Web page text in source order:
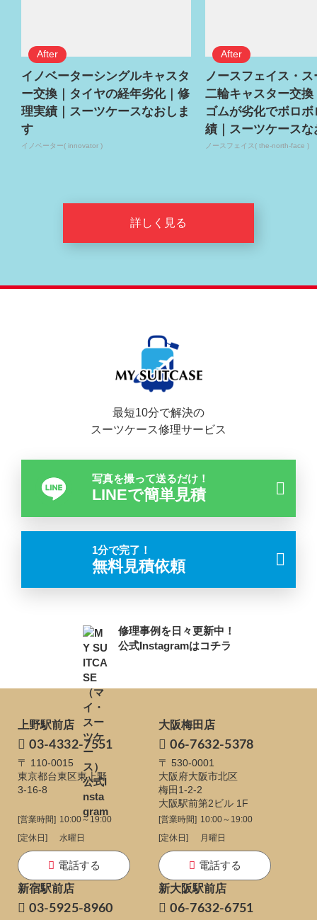
イノベーターシングルキャスタ
ー交換｜タイヤの経年劣化｜修
理実績｜スーツケースなおしま
す
イノベーター( innovator )
ノースフェイス・
二輪キャスター交換
ゴムが劣化でボロ
績｜スーツケースな
ノースフェイス( the-north-face )
詳しく見る
最短10分で解決の
スーツケース修理サービス
写真を撮って送るだけ！
LINEで簡単見積
1分で完了！
無料見積依頼
修理事例を日々更新中！
公式Instagramはコチラ
上野駅前店
03-4332-7551
〒 110-0015
東京都台東区東上野
3-16-8
[営業時間] 10:00～19:00
[定休日]
水曜日
電話する
大阪梅田店
06-7632-5378
〒 530-0001
大阪府大阪市北区
梅田1-2-2
大阪駅前第2ビル 1F
[営業時間] 10:00～19:00
[定休日]
月曜日
電話する
新宿駅前店
03-5925-8960
新大阪駅前店
06-7632-6751